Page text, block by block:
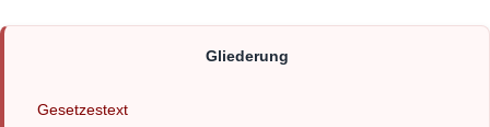
Gesetzestext